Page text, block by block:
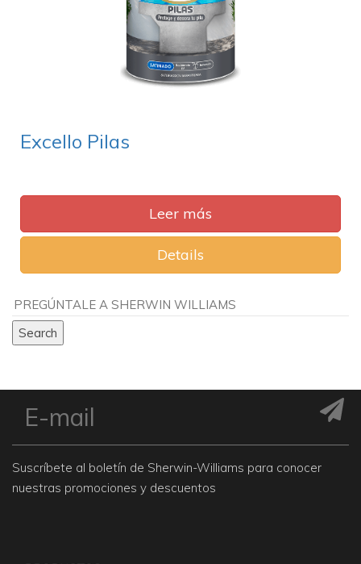
Excello Pilas
Leer más
Details
Suscríbete al boletín de Sherwin-Williams para conocer
nuestras promociones y descuentos